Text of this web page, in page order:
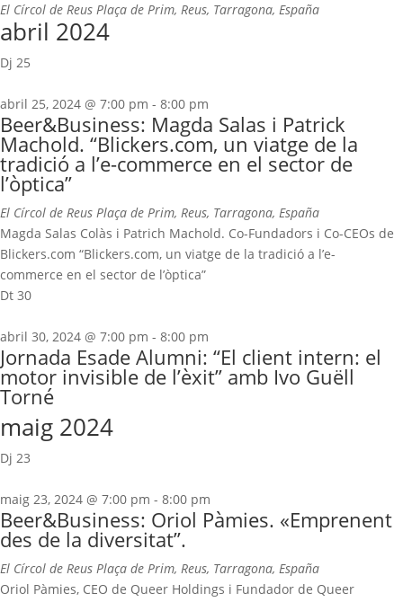
El Círcol de Reus Plaça de Prim, Reus, Tarragona, España
abril 2024
Dj 25
abril 25, 2024 @ 7:00 pm - 8:00 pm
Beer&Business: Magda Salas i Patrick
Machold. “Blickers.com, un viatge de la
tradició a l’e-commerce en el sector de
l’òptica”
El Círcol de Reus Plaça de Prim, Reus, Tarragona, España
Magda Salas Colàs i Patrich Machold. Co-Fundadors i Co-CEOs de
Blickers.com “Blickers.com, un viatge de la tradició a l’e-
commerce en el sector de l’òptica”
Dt 30
abril 30, 2024 @ 7:00 pm - 8:00 pm
Jornada Esade Alumni: “El client intern: el
motor invisible de l’èxit” amb Ivo Guëll
Torné
maig 2024
Dj 23
maig 23, 2024 @ 7:00 pm - 8:00 pm
Beer&Business: Oriol Pàmies. «Emprenent
des de la diversitat”.
El Círcol de Reus Plaça de Prim, Reus, Tarragona, España
Oriol Pàmies, CEO de Queer Holdings i Fundador de Queer